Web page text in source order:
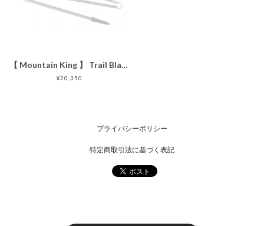
【 Mountain King 】 Trail Blaze アルミ 3section GREY
¥20,350
プライバシーポリシー
特定商取引法に基づく表記